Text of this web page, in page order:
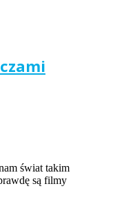
świat takim
są filmy